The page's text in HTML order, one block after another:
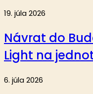
19. júla 2026
Návrat do
Light na
6. júla 2026